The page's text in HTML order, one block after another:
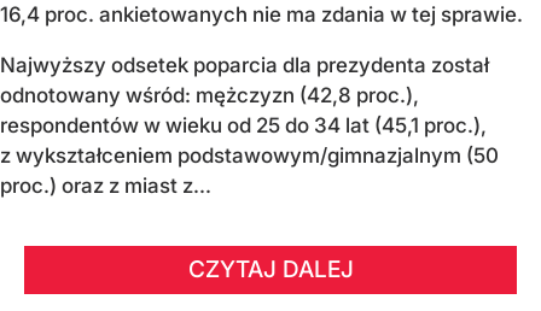
16,4 proc. ankietowanych nie ma zdania w tej sprawie.
Najwyższy odsetek poparcia dla prezydenta został
odnotowany wśród: mężczyzn (42,8 proc.),
respondentów w wieku od 25 do 34 lat (45,1 proc.),
z wykształceniem podstawowym/gimnazjalnym (50
proc.) oraz z miast z...
CZYTAJ DALEJ